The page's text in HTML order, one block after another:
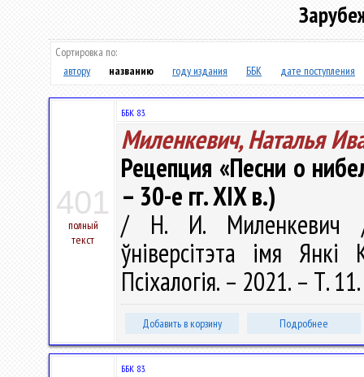
Сортировка по:
автору
названию году издания ББК дате поступления
401
полный
текст
ББК 83.
Миленкевич, Наталья
Рецепция «Песни о
– 30-е гг. XIX в.)
/ Н. И. Миленкевич //
ўніверсітэта імя Янкі
Псіхалогія. – 2021. – Т.
Добавить в корзину Подробнее
ББК 83.